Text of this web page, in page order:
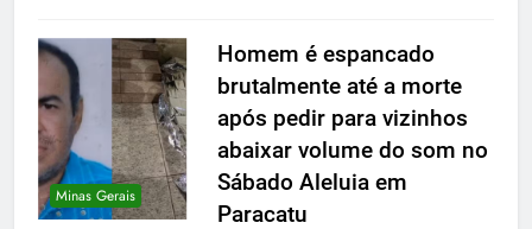
Minas Gerais
Homem é espancado
brutalmente até a morte
após pedir para vizinhos
abaixar volume do som no
Sábado Aleluia em
Paracatu